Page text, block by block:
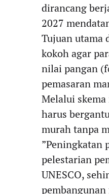
dirancang
2027
​Tujuan utama
kokoh agar
nilai pangan
pemasaran
​Melalui
harus
murah tanpa
​”Peningkatan
pelestarian
UNESCO,